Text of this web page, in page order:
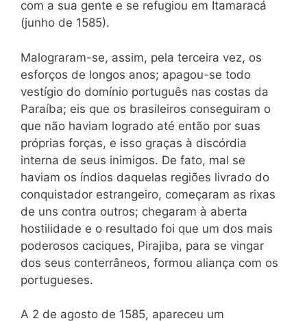
com a sua gente e se refugiou em Itamaracá
(junho de 1585).
Malograram-se, assim, pela terceira vez, os
esforços de longos anos; apagou-se todo
vestígio do domínio português nas costas da
Paraíba; eis que os brasileiros conseguiram o
que não haviam logrado até então por suas
próprias forças, e isso graças à discórdia
interna de seus inimigos. De fato, mal se
haviam os índios daquelas regiões livrado do
conquistador estrangeiro, começaram as rixas
de uns contra outros; chegaram à aberta
hostilidade e o resultado foi que um dos mais
poderosos caciques, Pirajiba, para se vingar
dos seus conterrâneos, formou aliança com os
portugueses.
A 2 de agosto de 1585, apareceu um